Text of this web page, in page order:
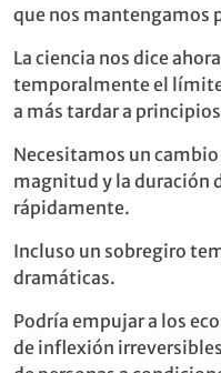
que nos mantengamos
La ciencia nos dice
temporalmente el límite
a más tardar a
Necesitamos un
magnitud y la duración
rápidamente.
Incluso un sobregiro
dramáticas.
Podría empujar a los
de inflexión